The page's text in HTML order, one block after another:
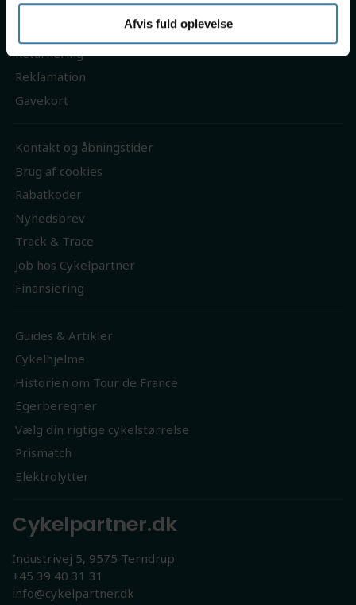
Afvis fuld oplevelse
Persondatapolitik
Returnering
Reklamation
Gavekort
Kontakt og åbningstider
Brug af cookies
Rabatkoder
Nyhedsbrev
Track & Trace
Job hos Cykelpartner
Finansiering
Guides & Artikler
Cykelhjelme
Historien om Tour de France
Egerberegner
Vælg din rigtige cykelstørrelse
Prismatch
Elektrolytter
Cykelpartner.dk
Industrivej 5, 9575 Terndrup
+45 39 40 31 31
info@cykelpartner.dk